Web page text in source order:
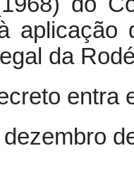
aplicação
da
entra